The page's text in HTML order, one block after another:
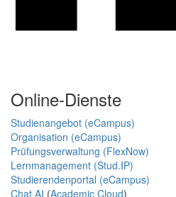
Online-Dienste
Studienangebot (eCampus)
Organisation (eCampus)
Prüfungsverwaltung (FlexNow)
Lernmanagement (Stud.IP)
Studierendenportal (eCampus)
Chat AI (Academic Cloud)